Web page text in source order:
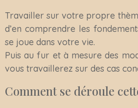
Travailler sur votre propre
d’en comprendre les
se joue dans votre vie.
Puis au fur et à mesure des
vous travaillerez sur des cas
Comment se déroule